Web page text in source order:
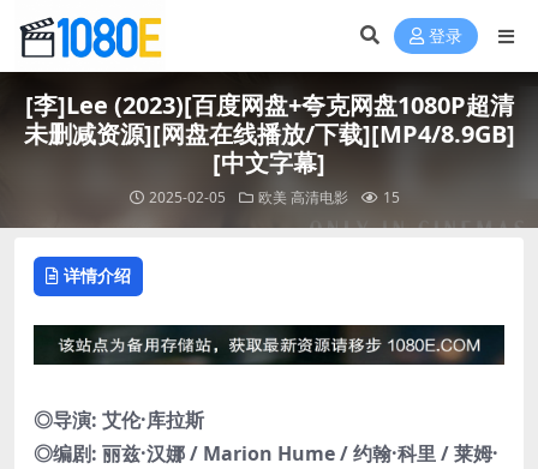
登录
[李]Lee (2023)[百度网盘+夸克网盘1080P超清
未删减资源][网盘在线播放/下载][MP4/8.9GB]
[中文字幕]
2025-02-05 欧美 高清电影 15
详情介绍
◎导演: 艾伦·库拉斯
◎编剧: 丽兹·汉娜 / Marion Hume / 约翰·科里 / 莱姆·